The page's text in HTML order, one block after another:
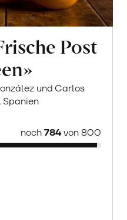
Post
und Carlos
Spanien
noch784von 800